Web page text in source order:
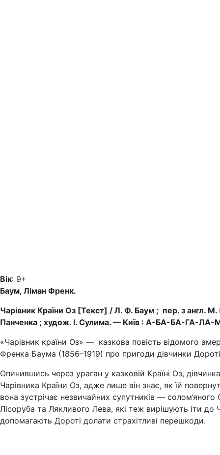
Вік: 9+
Баум, Ліман Френк.
Чарівник Країни Оз [Текст] / Л. Ф. Баум ; пер. з англ. М.
Панченка ; худож. І. Сулима. — Київ : А-БА-БА-ГА-ЛА-
«Чарівник країни Оз» — казкова повість відомого
Френка Баума (1856–1919) про пригоди дів­чинки
Опинившись через ураган у казковій Країні Оз,
Чарівника Країни Оз, адже лише він знає, як їй
вона зустрічає незвичайних супут­ників —
Лісоруба та Лякливого Лева, які теж вирішують іти до
допомагають Дороті долати страхітливі перешкоди.